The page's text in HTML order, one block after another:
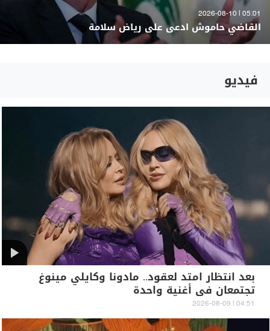
05:01 | 2026-08-10
القاضي حاموش ادعى على رياض سلامة
فيديو
بعد انتظار امتد لعقود.. مادونا وكايلي مينوغ
تجتمعان في أغنية واحدة
04:51 | 2026-08-09